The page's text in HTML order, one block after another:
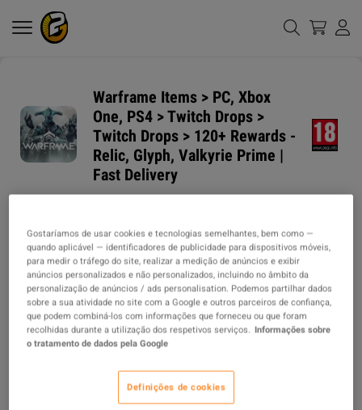
Warframe Items > PC, Xbox
One, PS4 > Twitch Drops >
Twitch Drops > 120+ Rewards -
Relic, Glyph, Valkyrie Prime |
Fast Delivery
ENTREGA
1h
TIPO DO ITEM
ITEM
DESCRIÇÃO
Gostaríamos de usar cookies e tecnologias semelhantes, bem como —
quando aplicável — identificadores de publicidade para dispositivos móveis,
para medir o tráfego do site, realizar a medição de anúncios e exibir
anúncios personalizados e não personalizados, incluindo no âmbito da
personalização de anúncios / ads personalisation. Podemos partilhar dados
sobre a sua atividade no site com a Google e outros parceiros de confiança,
que podem combiná-los com informações que forneceu ou que foram
recolhidas durante a utilização dos respetivos serviços. Informações sobre
o tratamento de dados pela Google
Definições de cookies